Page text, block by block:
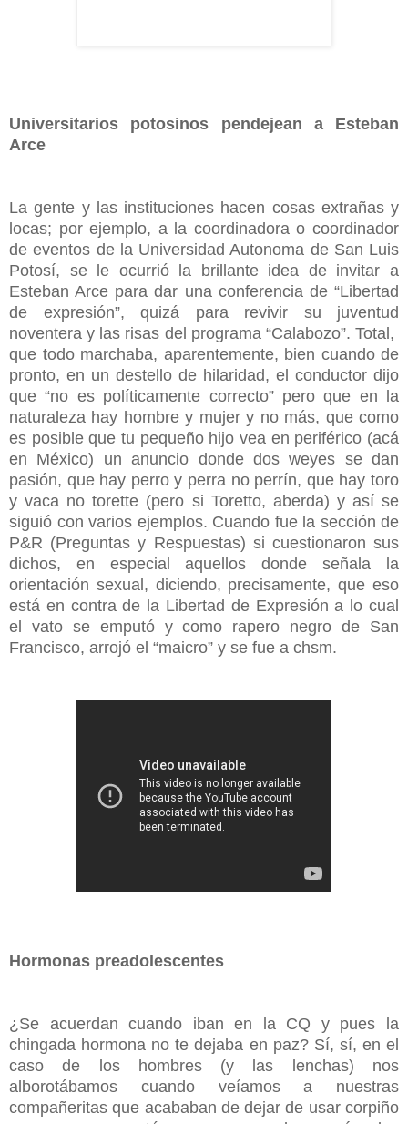
Universitarios potosinos pendejean a Esteban
Arce
La gente y las instituciones hacen cosas extrañas y
locas; por ejemplo, a la coordinadora o coordinador
de eventos de la Universidad Autonoma de San Luis
Potosí, se le ocurrió la brillante idea de invitar a
Esteban Arce para dar una conferencia de “Libertad
de expresión”, quizá para revivir su juventud
noventera y las risas del programa “Calabozo”. Total,
que todo marchaba, aparentemente, bien cuando de
pronto, en un destello de hilaridad, el conductor dijo
que “no es políticamente correcto” pero que en la
naturaleza hay hombre y mujer y no más, que como
es posible que tu pequeño hijo vea en periférico (acá
en México) un anuncio donde dos weyes se dan
pasión, que hay perro y perra no perrín, que hay toro
y vaca no torette (pero si Toretto, aberda) y así se
siguió con varios ejemplos. Cuando fue la sección de
P&R (Preguntas y Respuestas) si cuestionaron sus
dichos, en especial aquellos donde señala la
orientación sexual, diciendo, precisamente, que eso
está en contra de la Libertad de Expresión a lo cual
el vato se emputó y como rapero negro de San
Francisco, arrojó el “maicro” y se fue a chsm.
Hormonas preadolescentes
¿Se acuerdan cuando iban en la CQ y pues la
chingada hormona no te dejaba en paz? Sí, sí, en el
caso de los hombres (y las lenchas) nos
alborotábamos cuando veíamos a nuestras
compañeritas que acababan de dejar de usar corpiño